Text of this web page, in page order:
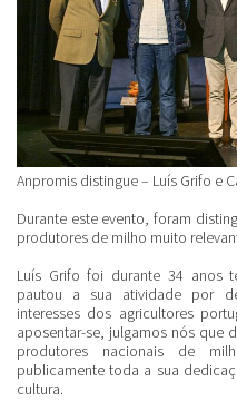
Anpromis distingue – Luís Grifo e
Durante este evento, foram
produtores de milho muito
Luís Grifo foi durante 34 anos
pautou a sua atividade por
interesses dos agricultores
aposentar-se, julgamos nós que
produtores nacionais de
publicamente toda a sua
cultura.